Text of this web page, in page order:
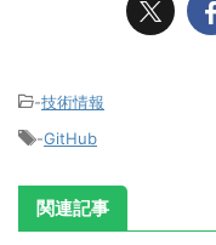
-技術情報
-GitHub
関連記事